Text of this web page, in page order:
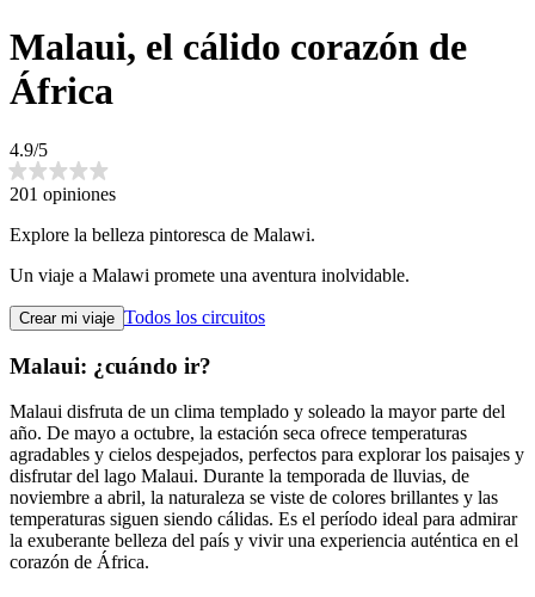
Malaui, el cálido corazón de
África
4.9/5
201 opiniones
Explore la belleza pintoresca de Malawi.
Un viaje a Malawi promete una aventura inolvidable.
Crear mi viaje Todos los circuitos
Malaui: ¿cuándo ir?
Malaui disfruta de un clima templado y soleado la mayor parte del
año. De mayo a octubre, la estación seca ofrece temperaturas
agradables y cielos despejados, perfectos para explorar los paisajes y
disfrutar del lago Malaui. Durante la temporada de lluvias, de
noviembre a abril, la naturaleza se viste de colores brillantes y las
temperaturas siguen siendo cálidas. Es el período ideal para admirar
la exuberante belleza del país y vivir una experiencia auténtica en el
corazón de África.